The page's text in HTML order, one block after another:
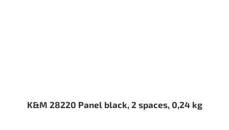
K&M 28220 Panel black, 2 spaces, 0,24 kg